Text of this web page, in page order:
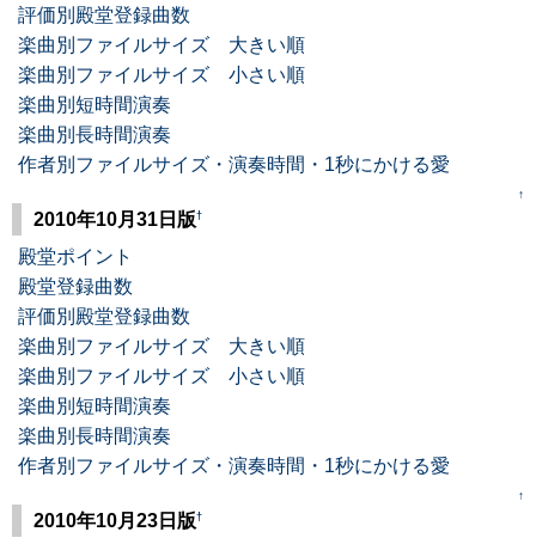
評価別殿堂登録曲数
楽曲別ファイルサイズ 大きい順
楽曲別ファイルサイズ 小さい順
楽曲別短時間演奏
楽曲別長時間演奏
作者別ファイルサイズ・演奏時間・1秒にかける愛
↑
2010年10月31日版†
殿堂ポイント
殿堂登録曲数
評価別殿堂登録曲数
楽曲別ファイルサイズ 大きい順
楽曲別ファイルサイズ 小さい順
楽曲別短時間演奏
楽曲別長時間演奏
作者別ファイルサイズ・演奏時間・1秒にかける愛
↑
2010年10月23日版†